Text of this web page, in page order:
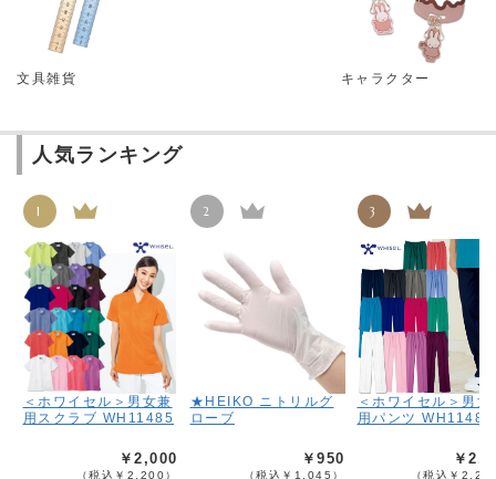
文具雑貨 キャラクター
人気ランキング
1
＜ホワイセル＞男女兼
用スクラブ WH11485
￥2,000
（税込￥2,200）
2
★HEIKO ニトリルグ
ローブ
￥950
（税込￥1,045）
3
＜ホワイセル＞男女
用パンツ WH11486
￥
（税込￥